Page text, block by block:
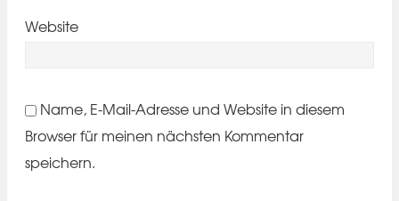
Website
Name, E-Mail-Adresse und Website in diesem
Browser für meinen nächsten Kommentar
speichern.